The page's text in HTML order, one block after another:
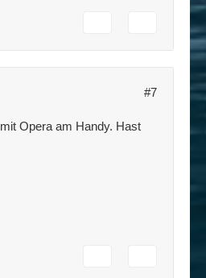
#7
Opera am Handy. Hast